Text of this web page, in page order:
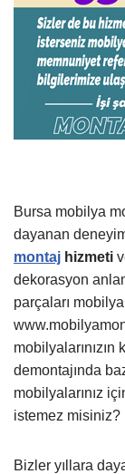
Bursa mobilya
dayanan
montaj hizmeti
dekorasyon
parçaları
demontajında
mobilyalarınız
istemez misiniz?
Bizler yıllara